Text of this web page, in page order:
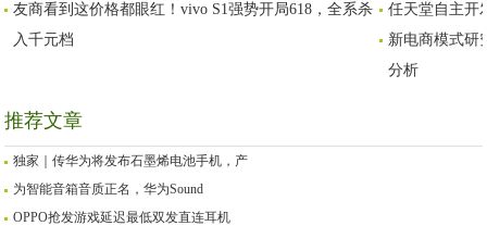
友商看到这价格都眼红！vivo S1强势开局618，全系杀
入千元档
任天堂自主开
新电商模式研
分析
推荐文章
独家｜传华为将发布石墨烯电池手机，产
为智能音箱音质正名，华为Sound
OPPO抢发游戏延迟最低双发直连耳机